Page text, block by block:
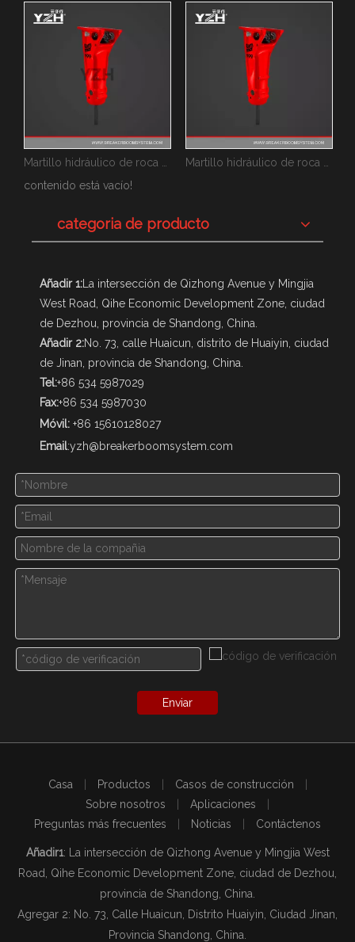
contenido está vacío!
categoria de producto
Añadir 1: La intersección de Qizhong Avenue y Mingjia
West Road, Qihe Economic Development Zone, ciudad
de Dezhou, provincia de Shandong, China.
Añadir 2:No. 73, calle Huaicun, distrito de Huaiyin, ciudad
de Jinan, provincia de Shandong, China.
Tel:+86 534 5987029
Fax:+86 534 5987030
Móvil: +86 15610128027
Email:yzh@breakerboomsystem.com
Enviar
Casa Productos Casos de construcción
Sobre nosotros
Aplicaciones
Preguntas más frecuentes
Noticias Contáctenos
Añadir1: La intersección de Qizhong Avenue y Mingjia West
Road, Qihe Economic Development Zone, ciudad de Dezhou,
provincia de Shandong, China.
Agregar 2: No. 73, Calle Huaicun, Distrito Huaiyin, Ciudad Jinan,
Provincia Shandong, China.